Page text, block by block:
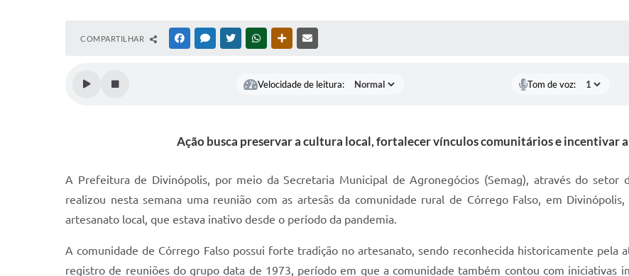
COMPARTILHAR FACEBOOKMESSENGER
TWITTERWHATSAPPOUTRAS MÍDIAS
Velocidade de leitura: Tom de voz:
Ação busca preservar a cultura local, fortalecer vínculos comunitários e incentivar
A Prefeitura de Divinópolis, por meio da Secretaria Municipal de Agronegócios (Semag), através do setor
realizou nesta semana uma reunião com as artesãs da comunidade rural de Córrego Falso, em
artesanato local, que estava inativo desde o período da pandemia.
A comunidade de Córrego Falso possui forte tradição no artesanato, sendo reconhecida historicamente pela
registro de reuniões do grupo data de 1973, período em que a comunidade também contou com iniciativas